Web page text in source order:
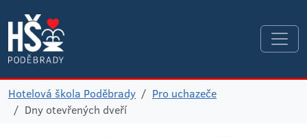
Hotelová škola Poděbrady
Pro uchazeče
Dny otevřených dveří